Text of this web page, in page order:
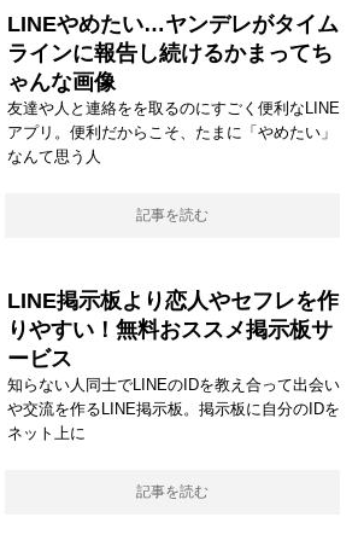
LINEやめたい…ヤンデレがタイム
ラインに報告し続けるかまってち
ゃんな画像
友達や人と連絡をを取るのにすごく便利なLINE
アプリ。便利だからこそ、たまに「やめたい」
なんて思う人
記事を読む
LINE掲示板より恋人やセフレを作
りやすい！無料おススメ掲示板サ
ービス
知らない人同士でLINEのIDを教え合って出会い
や交流を作るLINE掲示板。掲示板に自分のIDを
ネット上に
記事を読む